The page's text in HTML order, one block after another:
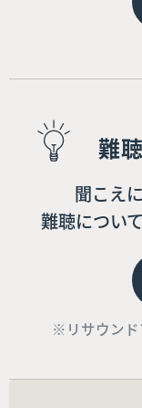
難
聞こえ
難聴につい
※リサウンド